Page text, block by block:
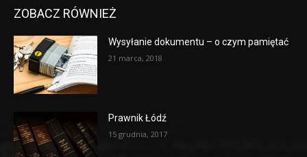
ZOBACZ RÓWNIEŻ
Wysyłanie dokumentu – o czym pamiętać
21 marca, 2018
Prawnik Łódź
15 grudnia, 2017